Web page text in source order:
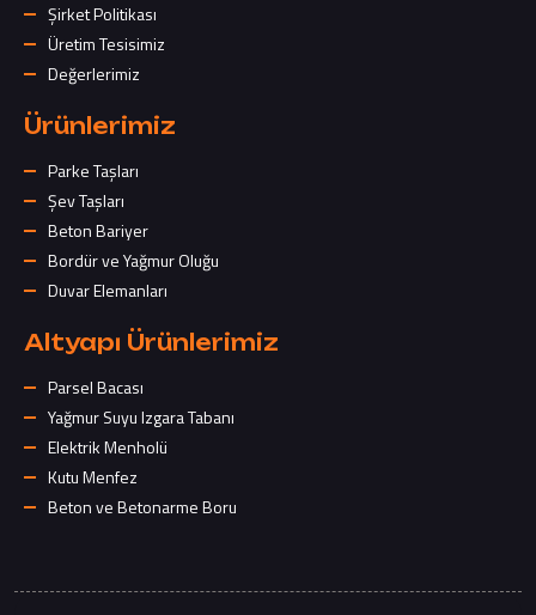
Şirket Politikası
Üretim Tesisimiz
Değerlerimiz
Ürünlerimiz
Parke Taşları
Şev Taşları
Beton Bariyer
Bordür ve Yağmur Oluğu
Duvar Elemanları
Altyapı Ürünlerimiz
Parsel Bacası
Yağmur Suyu Izgara Tabanı
Elektrik Menholü
Kutu Menfez
Beton ve Betonarme Boru